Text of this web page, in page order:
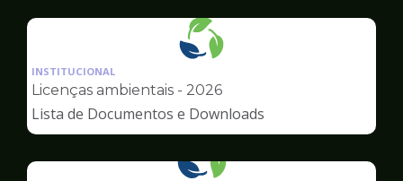
Ilustração
pagina
Meio
INSTITUCIONAL
Licenças ambientais - 2026
Lista de Documentos e Downloads